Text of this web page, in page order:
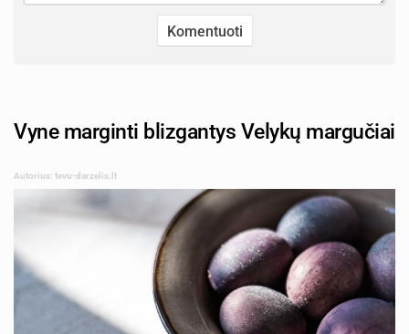
Vyne marginti blizgantys Velykų margučiai
Autorius: tevu-darzelis.lt